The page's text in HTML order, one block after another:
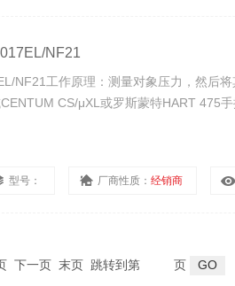
NF21
NF21工作原理：测量对象压力，然后
CS/μXL或罗斯蒙特HART 475
型号： 厂商性质：经销商
下一页 末页 跳转到第 页